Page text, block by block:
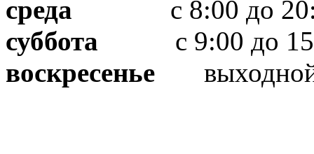
среда с 8:00 до
суббота с 9:00 до
воскресенье